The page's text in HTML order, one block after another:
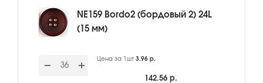
NE159 Bordo2 (бордовый 2) 24L
(15 мм)
Цена за 1шт 3.96 р.
142.56 р.